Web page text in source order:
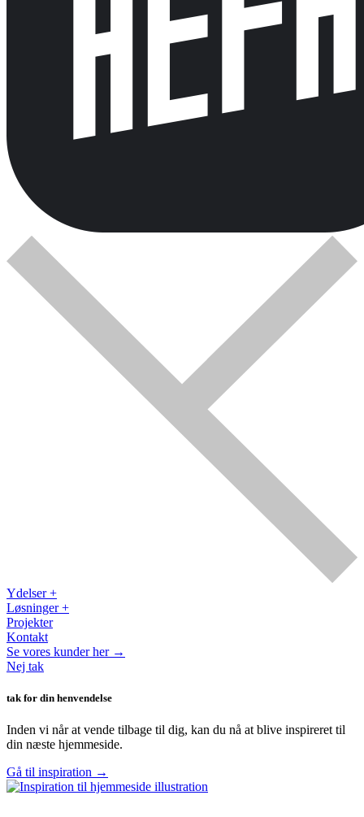
Ydelser +
Løsninger +
Projekter
Kontakt
Se vores kunder her →
Nej tak
tak for din henvendelse
Inden vi når at vende tilbage til dig, kan du nå at blive inspireret til
din næste hjemmeside.
Gå til inspiration →